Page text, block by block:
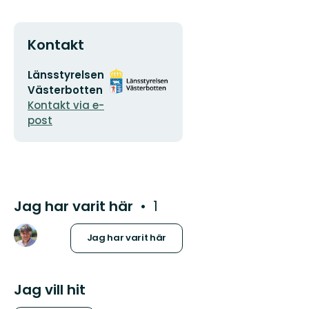
Kontakt
E-
postadress
Länsstyrelsen
Västerbotten
Kontakt via e-
post
Organisationens
logotyp
Jag har varit här 1
Jag har varit här
Jag vill hit